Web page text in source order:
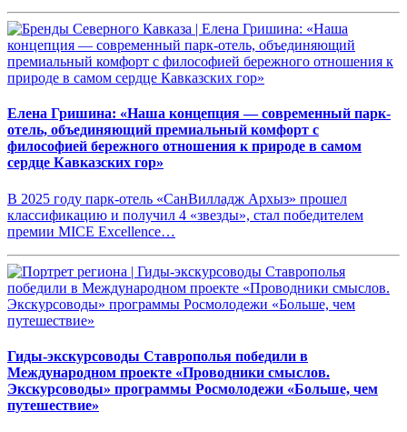
Елена Гришина: «Наша концепция — современный парк-
отель, объединяющий премиальный комфорт с
философией бережного отношения к природе в самом
сердце Кавказских гор»
В 2025 году парк-отель «СанВилладж Архыз» прошел
классификацию и получил 4 «звезды», стал победителем
премии MICE Excellence…
Гиды-экскурсоводы Ставрополья победили в
Международном проекте «Проводники смыслов.
Экскурсоводы» программы Росмолодежи «Больше, чем
путешествие»